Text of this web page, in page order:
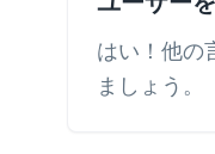
はい！他の
ましょう。